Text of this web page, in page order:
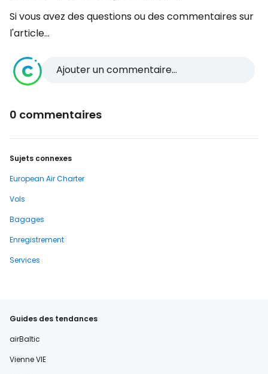
Si vous avez des questions ou des commentaires sur
l'article...
Ajouter un commentaire...
0 commentaires
Sujets connexes
European Air Charter
Vols
Bagages
Enregistrement
Services
Guides des tendances
airBaltic
Vienne VIE